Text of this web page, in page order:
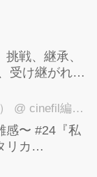
戦、継承、
受け継がれ、
開催中！
@ cinefil編集部
感〜 #24『私
リカ